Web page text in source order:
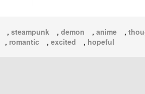
, steampunk , demon , anime ,
, romantic , excited , hopeful